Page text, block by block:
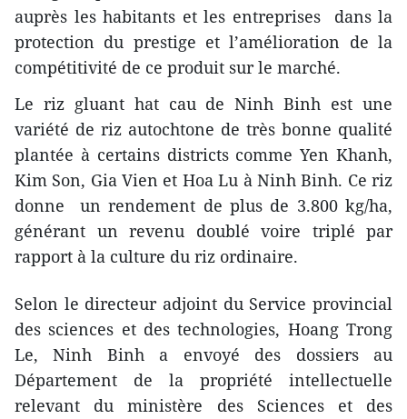
auprès les habitants et les entreprises dans la
protection du prestige et l’amélioration de la
compétitivité de ce produit sur le marché.
Le riz gluant hat cau de Ninh Binh est une
variété de riz autochtone de très bonne qualité
plantée à certains districts comme Yen Khanh,
Kim Son, Gia Vien et Hoa Lu à Ninh Binh. Ce riz
donne un rendement de plus de 3.800 kg/ha,
générant un revenu doublé voire triplé par
rapport à la culture du riz ordinaire.
Selon le directeur adjoint du Service provincial
des sciences et des technologies, Hoang Trong
Le, Ninh Binh a envoyé des dossiers au
Département de la propriété intellectuelle
relevant du ministère des Sciences et des